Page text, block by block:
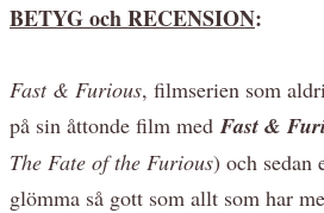
BETYG och RECENSION:
Fast & Furious, filmserien som
på sin åttonde film med Fast &
The Fate of the Furious) och
glömma så gott som allt som har